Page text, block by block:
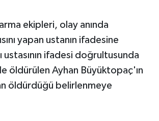
ekipleri, olay anında
yapan ustanın ifadesine
ustasının ifadesi doğrultusunda
öldürülen Ayhan Büyüktopaç'ın
öldürdüğü belirlenmeye